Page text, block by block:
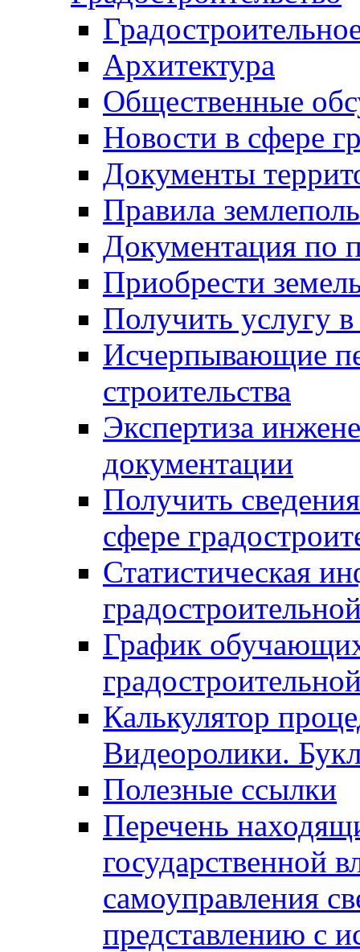
Архитектура
Общественные
Новости в сфере
Документы
Правила
Документация по
Приобрести
Получить услугу в
Исчерпывающие
строительства
Экспертиза
документации
Получить
сфере
Статистическая
График
Калькулятор
Видеоролики.
Полезные ссылки
Перечень
государственной
самоуправления
представлению с